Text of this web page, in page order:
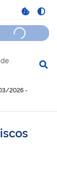
2026 -